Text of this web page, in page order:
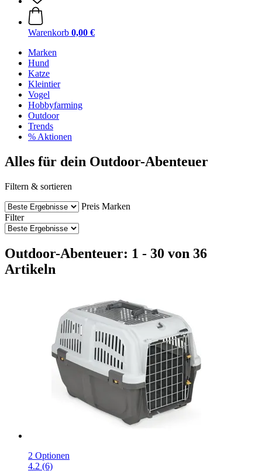
Warenkorb 0,00 €
Marken
Hund
Katze
Kleintier
Vogel
Hobbyfarming
Outdoor
Trends
% Aktionen
Alles für dein Outdoor-Abenteuer
Filtern & sortieren
Preis Marken
Filter
Outdoor-Abenteuer: 1 - 30 von 36
Artikeln
2 Optionen
4.2 (6)